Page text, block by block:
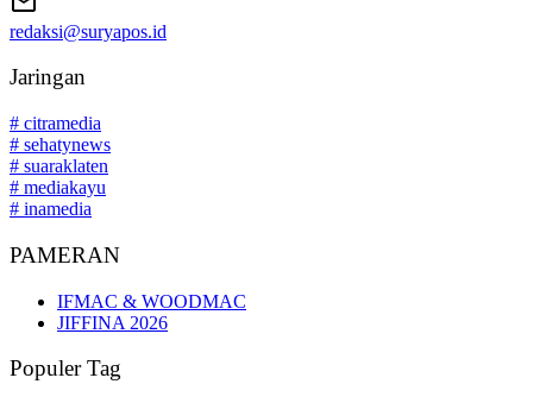
redaksi@suryapos.id
Jaringan
# citramedia
# sehatynews
# suaraklaten
# mediakayu
# inamedia
PAMERAN
IFMAC & WOODMAC
JIFFINA 2026
Populer Tag